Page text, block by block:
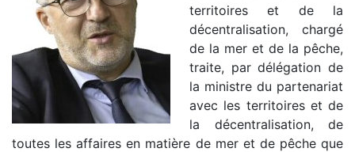
territoires et de la
décentralisation, chargé
de la mer et de la pêche,
traite, par délégation de
la ministre du partenariat
avec les territoires et de
la décentralisation, de
toutes les affaires en matière de mer et de pêche que